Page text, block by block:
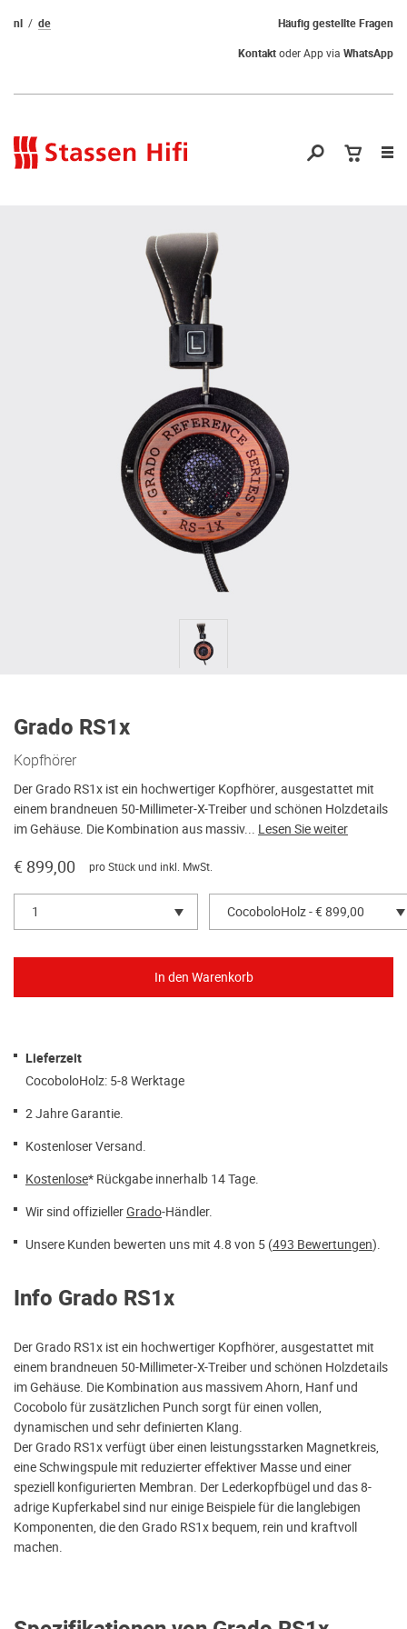
Häufig gestellte Fragen
nl
de
Kontaktoder App via WhatsApp
Grado RS1x
Kopfhörer
Der Grado RS1x ist ein hochwertiger Kopfhörer, ausgestattet mit
einem brandneuen 50-Millimeter-X-Treiber und schönen Holzdetails
im Gehäuse. Die Kombination aus massiv... Lesen Sie weiter
€ 899,00 pro Stück und inkl. MwSt.
1 CocoboloHolz - € 899,00
Lieferzeit
CocoboloHolz: 5-8 Werktage
2 Jahre Garantie.
Kostenloser Versand.
Kostenlose* Rückgabe innerhalb 14 Tage.
Wir sind offiziellerGrado-Händler.
Unsere Kunden bewerten uns mit 4.8 von 5 (493 Bewertungen).
Info Grado RS1x
Der Grado RS1x ist ein hochwertiger Kopfhörer, ausgestattet mit
einem brandneuen 50-Millimeter-X-Treiber und schönen Holzdetails
im Gehäuse. Die Kombination aus massivem Ahorn, Hanf und
Cocobolo für zusätzlichen Punch sorgt für einen vollen,
dynamischen und sehr definierten Klang.
Der Grado RS1x verfügt über einen leistungsstarken Magnetkreis,
eine Schwingspule mit reduzierter effektiver Masse und einer
speziell konfigurierten Membran. Der Lederkopfbügel und das 8-
adrige Kupferkabel sind nur einige Beispiele für die langlebigen
Komponenten, die den Grado RS1x bequem, rein und kraftvoll
machen.